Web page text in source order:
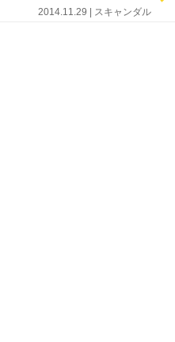
2014.11.29 | スキャンダル